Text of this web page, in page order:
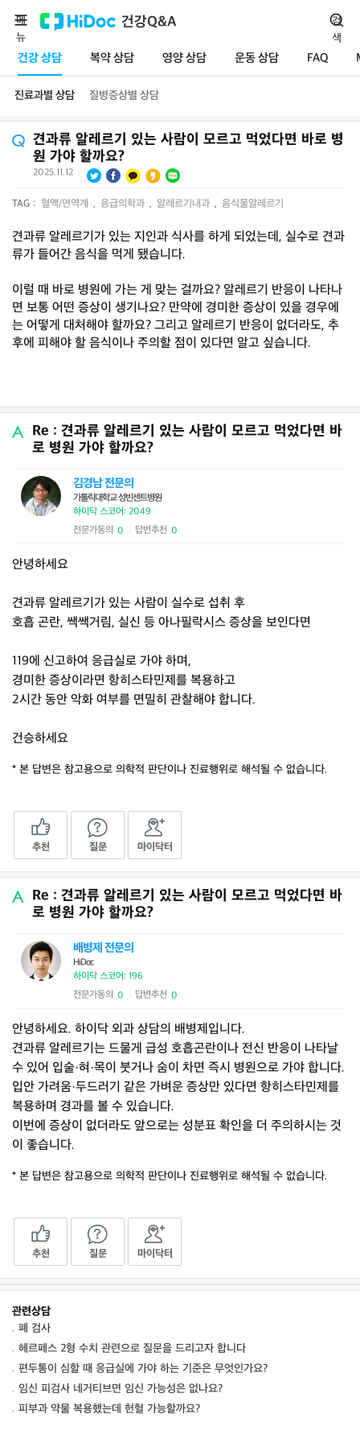
건강Q&A
건강 상담 복약 상담 영양 상담 운동 상담 FAQ
메
뉴
검
색
진료과별 상담 질병증상별 상담
견과류 알레르기 있는 사람이 모르고 먹었다면 바로 병
원 가야 할까요?
2025.11.12
TAG : 혈액/면역계 , 응급의학과 , 알레르기내과 , 음식물알레르기
견과류 알레르기가 있는 지인과 식사를 하게 되었는데, 실수로 견과
류가 들어간 음식을 먹게 됐습니다.
이럴 때 바로 병원에 가는 게 맞는 걸까요? 알레르기 반응이 나타나
면 보통 어떤 증상이 생기나요? 만약에 경미한 증상이 있을 경우에
는 어떻게 대처해야 할까요? 그리고 알레르기 반응이 없더라도, 추
후에 피해야 할 음식이나 주의할 점이 있다면 알고 싶습니다.
Re : 견과류 알레르기 있는 사람이 모르고 먹었다면 바
로 병원 가야 할까요?
김경남 전문의
가톨릭대학교 성빈센트병원
하이닥 스코어: 2049
전문가동의 0 답변추천 0
안녕하세요
견과류 알레르기가 있는 사람이 실수로 섭취 후
호흡 곤란, 쌕쌕거림, 실신 등 아나필락시스 증상을 보인다면
119에 신고하여 응급실로 가야 하며,
경미한 증상이라면 항히스타민제를 복용하고
2시간 동안 악화 여부를 면밀히 관찰해야 합니다.
건승하세요
* 본 답변은 참고용으로 의학적 판단이나 진료행위로 해석될 수 없습니다.
추천 질문 마이닥터
Re : 견과류 알레르기 있는 사람이 모르고 먹었다면 바
로 병원 가야 할까요?
배병제 전문의
HiDoc
하이닥 스코어: 196
전문가동의 0 답변추천 0
안녕하세요. 하이닥 외과 상담의 배병제입니다.
견과류 알레르기는 드물게 급성 호흡곤란이나 전신 반응이 나타날
수 있어 입술·혀·목이 붓거나 숨이 차면 즉시 병원으로 가야 합니다.
입안 가려움·두드러기 같은 가벼운 증상만 있다면 항히스타민제를
복용하며 경과를 볼 수 있습니다.
이번에 증상이 없더라도 앞으로는 성분표 확인을 더 주의하시는 것
이 좋습니다.
* 본 답변은 참고용으로 의학적 판단이나 진료행위로 해석될 수 없습니다.
추천 질문 마이닥터
관련상담
폐 검사
헤르페스 2형 수치 관련으로 질문을 드리고자 합니다
편두통이 심할 때 응급실에 가야 하는 기준은 무엇인가요?
임신 피검사 네거티브면 임신 가능성은 없나요?
피부과 약물 복용했는데 헌혈 가능할까요?